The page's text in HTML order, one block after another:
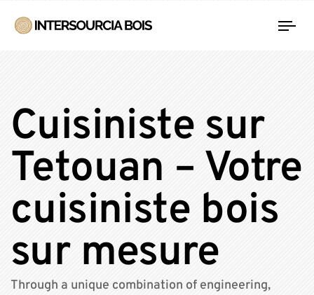
Cuisiniste sur
Tetouan – Votre
cuisiniste bois
sur mesure
Through a unique combination of engineering,